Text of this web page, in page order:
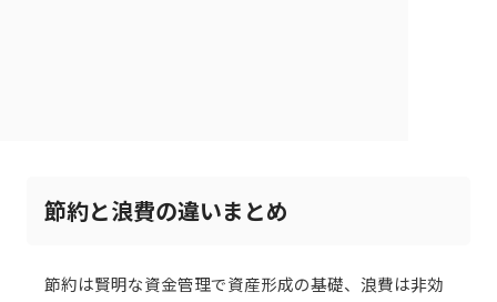
節約と浪費の違いまとめ
節約は賢明な資金管理で資産形成の基礎、浪費は非効